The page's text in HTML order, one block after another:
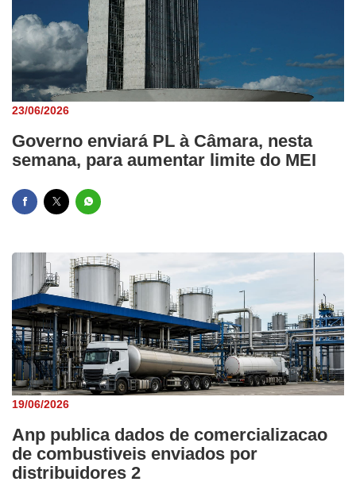
23/06/2026
Governo enviará PL à Câmara, nesta
semana, para aumentar limite do MEI
19/06/2026
Anp publica dados de comercializacao
de combustiveis enviados por
distribuidores 2